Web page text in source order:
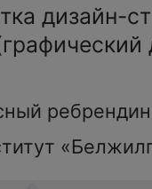
дизайн-